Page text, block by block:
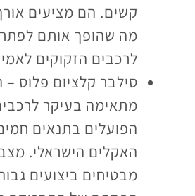
קשים. הם מציעים
מה שהופך אותם
לרכבים הזקוקים
סילבר קלציום פלוס
מתאימה בעיקר
הפועלים בתנאים
האקלים הישראלי.
מבטיחים ביצועים